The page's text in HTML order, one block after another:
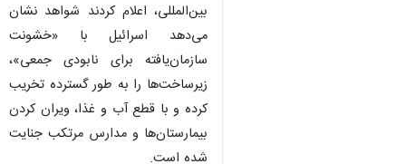
بین‌المللی، اعلام کردند شواهد نشان
می‌دهد اسرائیل با «خشونت
سازمان‌یافته برای نابودی جمعی»،
زیرساخت‌ها را به طور گسترده تخریب
کرده و با قطع آب و غذا، ویران‌ کردن
بیمارستان‌ها و مدارس مرتکب جنایت
شده است.